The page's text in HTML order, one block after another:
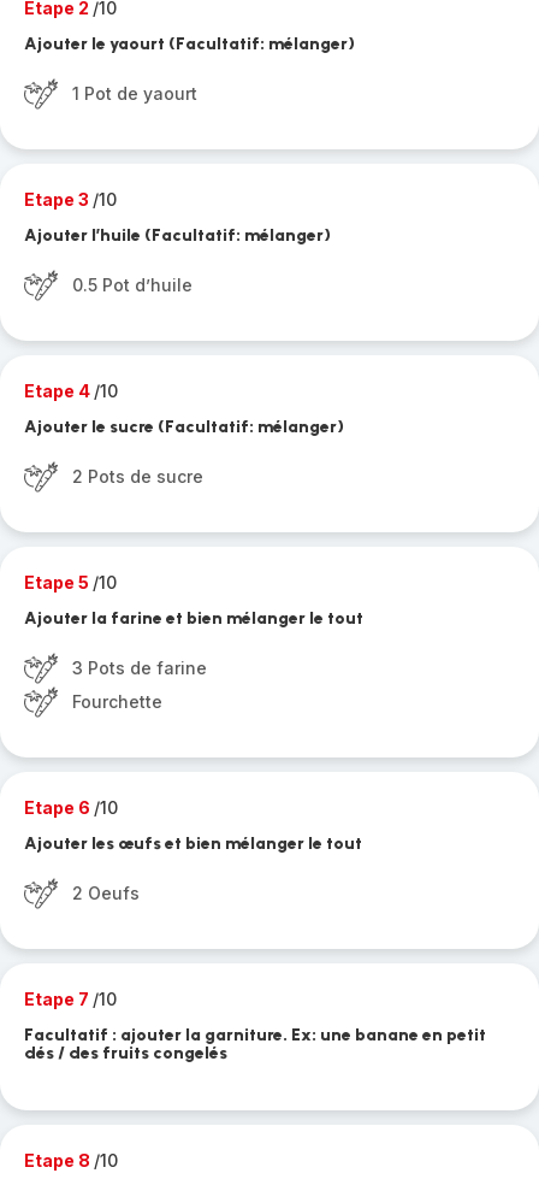
Etape 2 /10
Ajouter le yaourt (Facultatif: mélanger)
1 Pot de yaourt
Etape 3 /10
Ajouter l’huile (Facultatif: mélanger)
0.5 Pot d’huile
Etape 4 /10
Ajouter le sucre (Facultatif: mélanger)
2 Pots de sucre
Etape 5 /10
Ajouter la farine et bien mélanger le tout
3 Pots de farine
Fourchette
Etape 6 /10
Ajouter les œufs et bien mélanger le tout
2 Oeufs
Etape 7 /10
Facultatif : ajouter la garniture. Ex: une banane en petit
dés / des fruits congelés
Etape 8 /10